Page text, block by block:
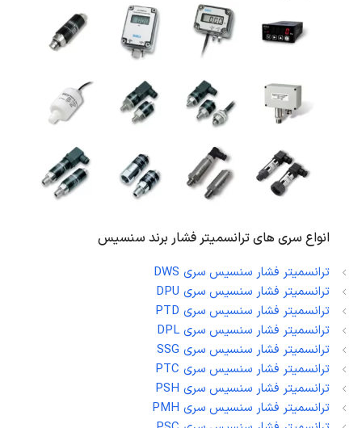
انواع سری های ترانسمیتر فشار برند سنسیس
ترانسمیتر فشار سنسیس سری DWS
ترانسمیتر فشار سنسیس سری DPU
ترانسمیتر فشار سنسیس سری PTD
ترانسمیتر فشار سنسیس سری DPL
ترانسمیتر فشار سنسیس سری SSG
ترانسمیتر فشار سنسیس سری PTC
ترانسمیتر فشار سنسیس سری PSH
ترانسمیتر فشار سنسیس سری PMH